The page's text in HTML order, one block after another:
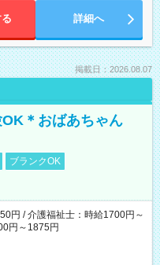
詳細へ
掲載日：2026.08.07
＊おばあちゃん
ブランクOK
円 / 介護福祉士：時給1700円～
円～1875円